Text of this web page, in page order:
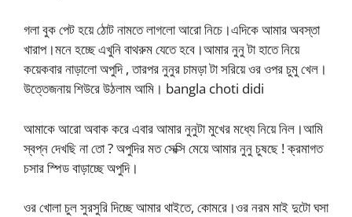
গলা বুক পেট হয়ে ঠোট নামতে লাগলো আরো নিচে।এদিকে আমার অবস্তা
খারাপ।মনে হচ্ছে এখুনি বাথরুম যেতে হবে।আমার নুনু টা হাতে নিয়ে
কয়েকবার নাড়ালো অপুদি , তারপর নুনুর চামড়া টা সরিয়ে ওর ওপর চুমু খেল।
উত্তেজনায় শিউরে উঠলাম আমি। bangla choti didi
আমাকে আরো অবাক করে এবার আমার নুনুটা মুখের মধ্যে নিয়ে নিল।আমি
স্বপ্ন দেখছি না তো ? অপুদির মত সেক্সি মেয়ে আমার নুনু চুষছে ! ক্রমাগত
চসার স্পিড বাড়াচ্ছে অপুদি।
ওর খোলা চুল সুরসুরি দিচ্ছে আমার থাইতে, কোমরে।ওর নরম মাই দুটো ঘসা